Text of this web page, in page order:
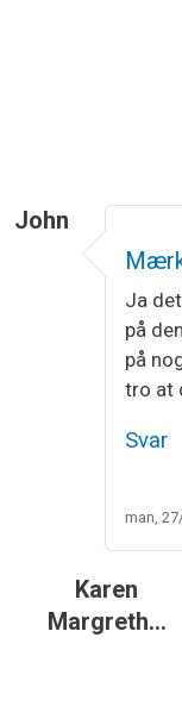
John
Ja
på
på
tro at
Svar
man,
Karen
Margreth…